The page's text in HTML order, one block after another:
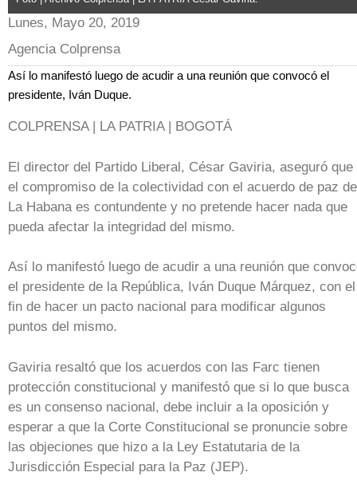
Lunes, Mayo 20, 2019
Agencia Colprensa
Así lo manifestó luego de acudir a una reunión que convocó el
presidente, Iván Duque.
COLPRENSA | LA PATRIA | BOGOTÁ
El director del Partido Liberal, César Gaviria, aseguró que
el compromiso de la colectividad con el acuerdo de paz de
La Habana es contundente y no pretende hacer nada que
pueda afectar la integridad del mismo.
Así lo manifestó luego de acudir a una reunión que
el presidente de la República, Iván Duque Márquez, con el
fin de hacer un pacto nacional para modificar algunos
puntos del mismo.
Gaviria resaltó que los acuerdos con las Farc tienen
protección constitucional y manifestó que si lo que busca
es un consenso nacional, debe incluir a la oposición y
esperar a que la Corte Constitucional se pronuncie sobre
las objeciones que hizo a la Ley Estatutaria de la
Jurisdicción Especial para la Paz (JEP).